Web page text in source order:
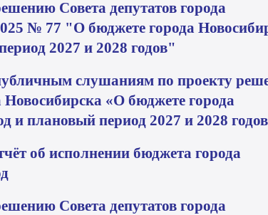
Совета депутатов города
№ 77 "О бюджете города
2027 и 2028 годов"
слушаниям по проекту
Новосибирска «О бюджете города
и плановый период 2027 и 2028
об исполнении бюджета города
Совета депутатов города